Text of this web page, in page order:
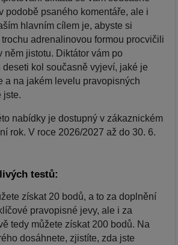
podobě psaného komentáře, ale i
hlavním cílem je, abyste si
adrenalinovou formou procvičili
něm jistotu. Diktátor vám po
kol současně vyjeví, jaké je
a na jakém levelu pravopisných
jste.
nabídky je dostupný v zákaznickém
rok. V roce 2026/2027 až do 30. 6.
testů:
získat 20 bodů, a to za doplnění
pravopisné jevy, ale i za
tedy můžete získat 200 bodů. Na
dosáhnete, zjistíte, zda jste